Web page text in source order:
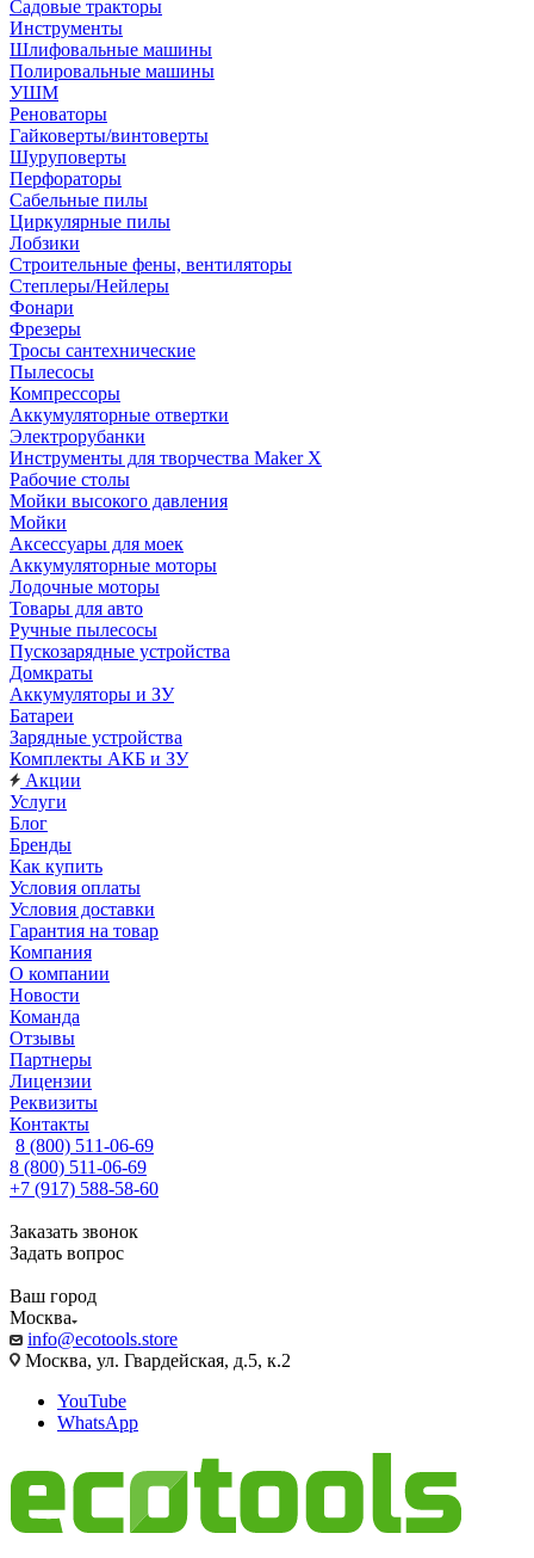
Садовые тракторы
Инструменты
Шлифовальные машины
Полировальные машины
УШМ
Реноваторы
Гайковерты/винтоверты
Шуруповерты
Перфораторы
Сабельные пилы
Циркулярные пилы
Лобзики
Строительные фены, вентиляторы
Степлеры/Нейлеры
Фонари
Фрезеры
Тросы сантехнические
Пылесосы
Компрессоры
Аккумуляторные отвертки
Электрорубанки
Инструменты для творчества Maker X
Рабочие столы
Мойки высокого давления
Мойки
Аксессуары для моек
Аккумуляторные моторы
Лодочные моторы
Товары для авто
Ручные пылесосы
Пускозарядные устройства
Домкраты
Аккумуляторы и ЗУ
Батареи
Зарядные устройства
Комплекты АКБ и ЗУ
Акции
Услуги
Блог
Бренды
Как купить
Условия оплаты
Условия доставки
Гарантия на товар
Компания
О компании
Новости
Команда
Отзывы
Партнеры
Лицензии
Реквизиты
Контакты
8 (800) 511-06-69
8 (800) 511-06-69
+7 (917) 588-58-60
Заказать звонок
Задать вопрос
Ваш город
Москва
info@ecotools.store
Москва, ул. Гвардейская, д.5, к.2
YouTube
WhatsApp